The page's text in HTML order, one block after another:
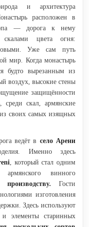
и архитектура
расположен в
— дорога к нему
цвета огня:
Уже сам путь
мир. Когда монастырь
будто вырезанным из
воздух, высокие стены
защищённости
скал, армянские
своих самых изящных
ведёт в село Арени
Именно здесь
, который стал одним
винного
Гости
изготовления
Здесь используют
элементы старинных